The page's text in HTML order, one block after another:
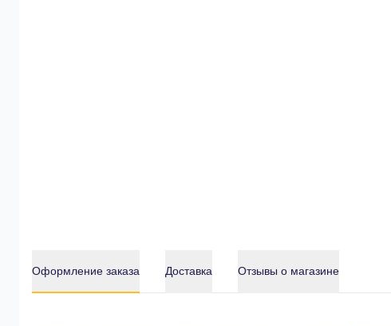
Оформление заказа Доставка Отзывы о магазине